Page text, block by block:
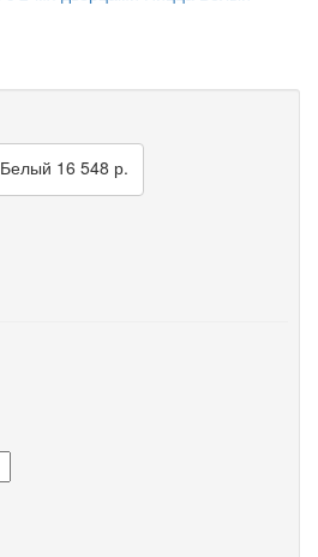
Белый 16 548 р.